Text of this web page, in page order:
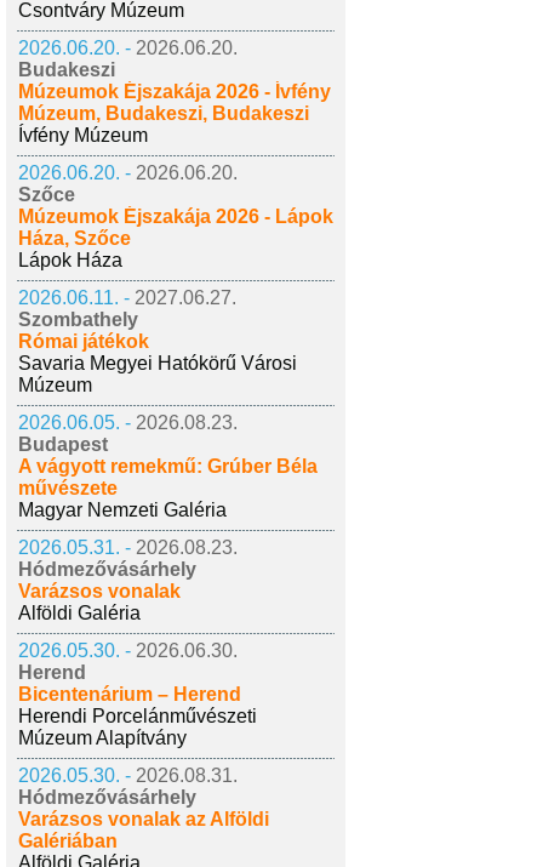
Csontváry Múzeum
2026.06.20. - 2026.06.20.
Budakeszi
Múzeumok Éjszakája 2026 - Ívfény
Múzeum, Budakeszi, Budakeszi
Ívfény Múzeum
2026.06.20. - 2026.06.20.
Szőce
Múzeumok Éjszakája 2026 - Lápok
Háza, Szőce
Lápok Háza
2026.06.11. - 2027.06.27.
Szombathely
Római játékok
Savaria Megyei Hatókörű Városi
Múzeum
2026.06.05. - 2026.08.23.
Budapest
A vágyott remekmű: Grúber Béla
művészete
Magyar Nemzeti Galéria
2026.05.31. - 2026.08.23.
Hódmezővásárhely
Varázsos vonalak
Alföldi Galéria
2026.05.30. - 2026.06.30.
Herend
Bicentenárium – Herend
Herendi Porcelánművészeti
Múzeum Alapítvány
2026.05.30. - 2026.08.31.
Hódmezővásárhely
Varázsos vonalak az Alföldi
Galériában
Alföldi Galéria